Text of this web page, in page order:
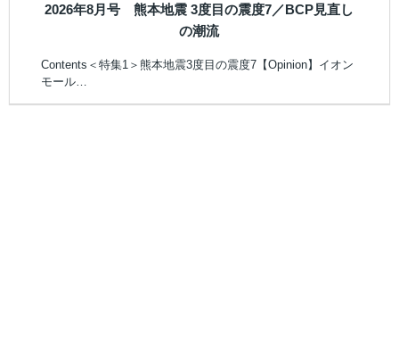
2026年8月号 熊本地震 3度目の震度7／BCP見直し
の潮流
Contents＜特集1＞熊本地震3度目の震度7【Opinion】イオン
モール…